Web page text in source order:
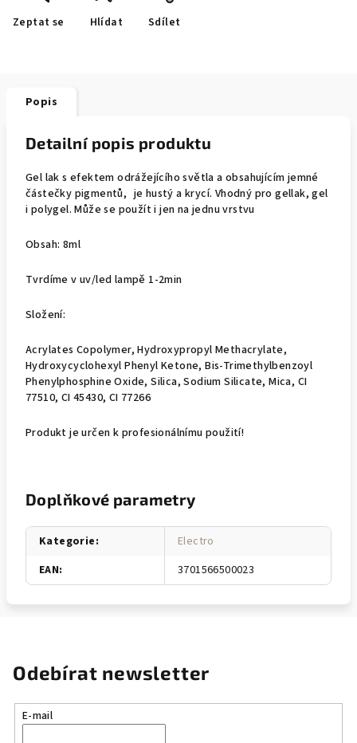
Zeptat se Hlídat Sdílet
Popis
Detailní popis produktu
Gel lak s efektem odrážejícího světla a obsahujícím jemné
částečky pigmentů, je hustý a krycí. Vhodný pro gellak, gel
i polygel. Může se použít i jen na jednu vrstvu
Obsah: 8ml
Tvrdíme v uv/led lampě 1-2min
Složení:
Acrylates Copolymer, Hydroxypropyl Methacrylate,
Hydroxycyclohexyl Phenyl Ketone, Bis-Trimethylbenzoyl
Phenylphosphine Oxide, Silica, Sodium Silicate, Mica, CI
77510, CI 45430, CI 77266
Produkt je určen k profesionálnímu použití!
Doplňkové parametry
Kategorie:
Electro
EAN: 3701566500023
Odebírat newsletter
E-mail